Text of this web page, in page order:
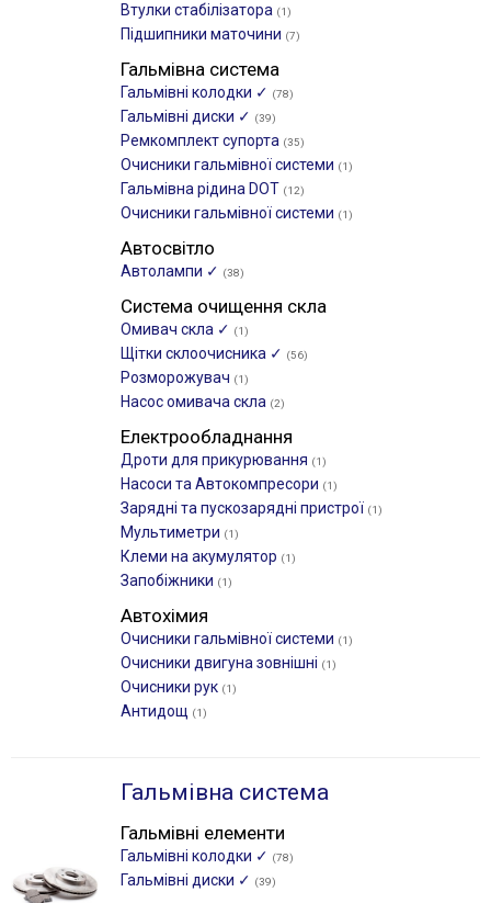
Втулки стабілізатора (1)
Підшипники маточини (7)
Гальмівна система
Гальмівні колодки ✓ (78)
Гальмівні диски ✓ (39)
Ремкомплект супорта (35)
Очисники гальмівної системи (1)
Гальмівна рідина DOT (12)
Очисники гальмівної системи (1)
Автосвітло
Автолампи ✓ (38)
Система очищення скла
Омивач скла ✓ (1)
Щітки склоочиcника ✓ (56)
Розморожувач (1)
Насос омивача скла (2)
Електрообладнання
Дроти для прикурювання (1)
Насоси та Автокомпресори (1)
Зарядні та пускозарядні пристрої (1)
Мультиметри (1)
Клеми на акумулятор (1)
Запобіжники (1)
Автохімия
Очисники гальмівної системи (1)
Очисники двигуна зовнішні (1)
Очисники рук (1)
Антидощ (1)
Гальмівна система
Гальмівні елементи
Гальмівні колодки ✓ (78)
Гальмівні диски ✓ (39)